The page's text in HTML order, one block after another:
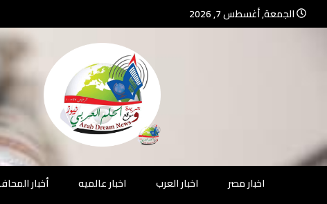
الجمعة, أغسطس 7, 2026
جريدة مستقلة – صحافة تضيئ لك الواقع
اخبار مصر
اخبار العرب اخبار عالميه أخبار